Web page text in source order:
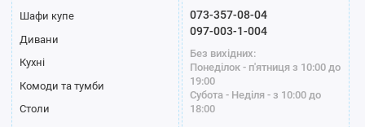
Шафи купе
Дивани
Кухні
Комоди та тумби
Столи
073-357-08-04
097-003-1-004
Без вихідних:
Понеділок - п'ятниця з 10:00 до
19:00
Субота - Неділя - з 10:00 до
18:00